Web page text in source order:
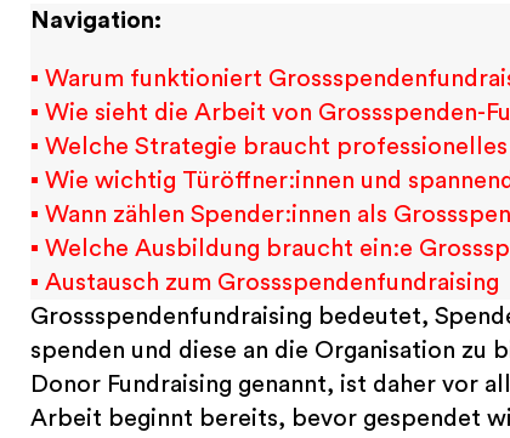
Navigation:
▪ Warum funktioniert
▪ Wie sieht die Arbeit von Grossspenden-
▪ Welche Strategie braucht
▪ Wie wichtig Türöffner:innen und
▪ Wann zählen Spender:innen als
▪ Welche Ausbildung braucht ein:e
▪ Austausch zum Grossspendenfundraising
Grossspendenfundraising bedeutet,
spenden und diese an die Organisation zu
Donor Fundraising genannt, ist daher vor
Arbeit beginnt bereits, bevor gespendet